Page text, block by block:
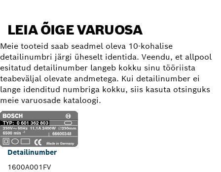
LEIA ÕIGE VARUOSA
Meie tooteid saab seadmel oleva 10-kohalise
detailinumbri järgi üheselt identida. Veendu, et allpool
esitatud detailinumber langeb kokku sinu tööriista
teabeväljal olevate andmetega. Kui detailinumber ei
lange idenditud numbriga kokku, siis kasuta otsinguks
meie varuosade kataloogi.
Detailinumber
1600A001FV